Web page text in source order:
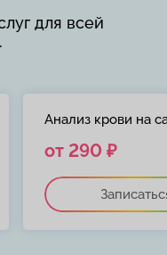
для всей
Анализ крови на
от 290 ₽